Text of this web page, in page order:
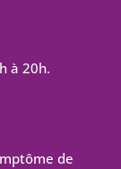
à 20h.
de